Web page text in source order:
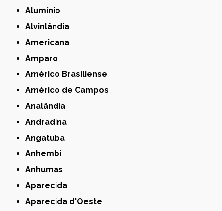
Alumínio
Alvinlândia
Americana
Amparo
Américo Brasiliense
Américo de Campos
Analândia
Andradina
Angatuba
Anhembi
Anhumas
Aparecida
Aparecida d'Oeste